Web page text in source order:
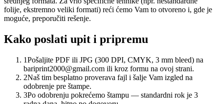
folije, ekstremno veliki formati) reći ćemo Vam to otvoreno i, gde je
moguće, preporučiti rešenje.
Kako poslati upit i pripremu
1Pošaljite PDF ili JPG (300 DPI, CMYK, 3 mm bleed) na
bariprint2000@gmail.com ili kroz formu na ovoj strani.
2Naš tim besplatno proverava fajl i šalje Vam izgled na
odobrenje pre štampe.
3Po odobrenju pokrećemo štampu — standardni rok je 3